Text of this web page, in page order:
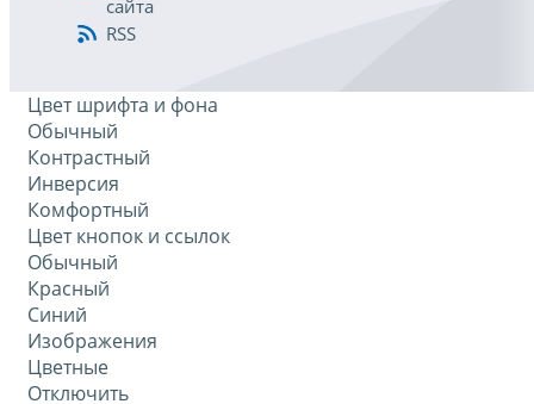
сайта
RSS
Цвет шрифта и фона
Обычный
Контрастный
Инверсия
Комфортный
Цвет кнопок и ссылок
Обычный
Красный
Синий
Изображения
Цветные
Отключить